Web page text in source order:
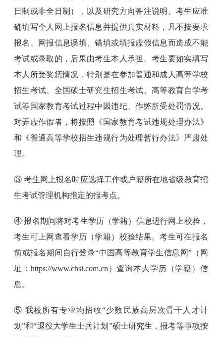
日制或非全日制），以及研究方向备注说明。考生应准
确填写个人网上报名信息并提供真实材料，凡不按要求
报名、网报信息误填、错填或填报虚假信息而造成不能
考试或录取的，后果由考生本人承担。考生要如实填写
本人所受奖惩情况，特别是在参加普通和成人高等学校
招生考试、全国硕士研究生招生考试、高等教育自学考
试等国家教育考试过程中因违纪、作弊所受处罚情况。
对弄虚作假者，将按照《国家教育考试违规处理办法》
和《普通高等学校招生违规行为处理暂行办法》严肃处
理。
③ 考生网上报名时应选择工作或户籍所在地省级教育招
生考试管理机构指定的报考点。
④ 报名期间将对考生学历（学籍）信息进行网上校验，
考生可上网查看学历（学籍）校验结果。考生可在报名
前或报名期间自行登录“中国高等教育学生信息网”（网
址：https://www.chsi.com.cn）查询本人学历（学籍）信
息。
⑤ 我校所有专业均招收“少数民族高层次骨干人才计
划”和“退役大学生士兵计划”硕士研究生，报考等事项按